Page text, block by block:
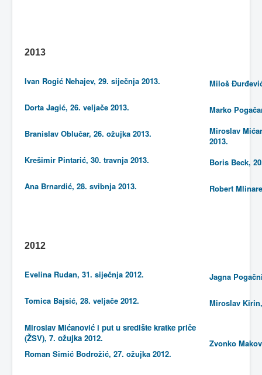
2013
Ivan Rogić Nehajev, 29. siječnja 2013. Miloš
Dorta Jagić, 26. veljače 2013. Marko
Branislav Oblučar, 26. ožujka 2013.
Miroslav
2013.
Krešimir Pintarić, 30. travnja 2013.
Boris Beck,
Ana Brnardić, 28. svibnja 2013. Robert
2012
Evelina Rudan, 31. siječnja 2012. Jagna
Tomica Bajsić, 28. veljače 2012. Miroslav
Miroslav Mićanović i put u središte kratke priče
(ŽSV), 7. ožujka 2012.
Roman Simić Bodrožić, 27. ožujka 2012.
Zvonko